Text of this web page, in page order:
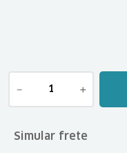
＋
－